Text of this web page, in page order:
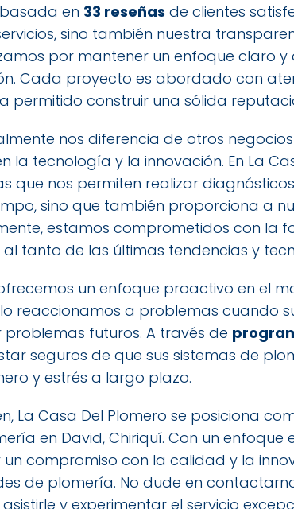
basada en 33 reseñas de clientes
sino también nuestra
por mantener un enfoque claro
Cada proyecto es abordado con
permitido construir una sólida
nos diferencia de otros
la tecnología y la innovación. En La
que nos permiten realizar
sino que también proporciona a
estamos comprometidos con la
al tanto de las últimas tendencias y
un enfoque proactivo en el
reaccionamos a problemas cuando
problemas futuros. A través de
seguros de que sus sistemas de
y estrés a largo plazo.
La Casa Del Plomero se posiciona
en David, Chiriquí. Con un
un compromiso con la calidad y la
de plomería. No dude en
y experimentar el servicio